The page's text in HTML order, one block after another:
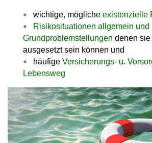
wichtige, mögliche existenzielle
Risikosituationen allgemein und
Grundproblemstellungen denen sie
ausgesetzt sein können und
häufige Versicherungs- u.
Lebensweg